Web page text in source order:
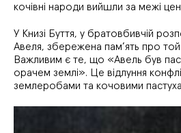
кочівні народи вийшли за межі
У Книзі Буття, у братовбивчій
Авеля, збережена пам’ять про той
Важливим є те, що «Авель був
орачем землі». Це відлуння
землеробами та кочовими